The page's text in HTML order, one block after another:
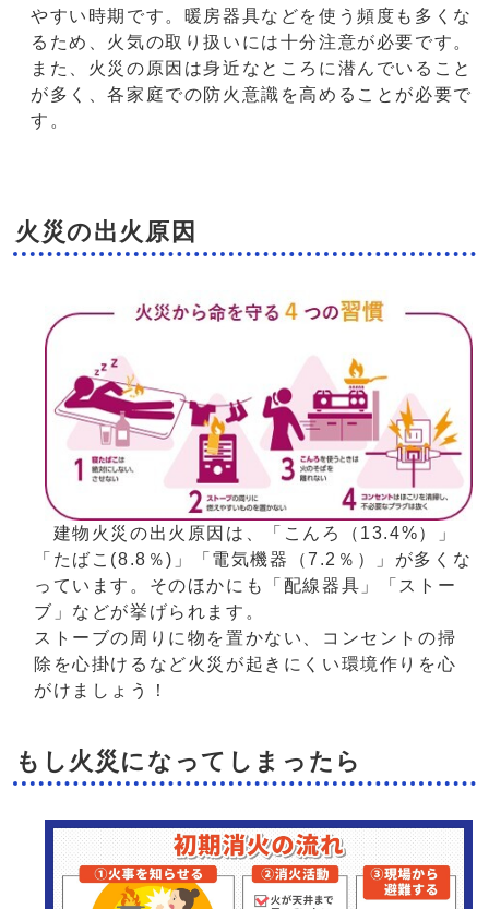
やすい時期です。暖房器具などを使う頻度も多くな
るため、火気の取り扱いには十分注意が必要です。
また、火災の原因は身近なところに潜んでいること
が多く、各家庭での防火意識を高めることが必要で
す。
火災の出火原因
建物火災の出火原因は、「こんろ（13.4%）」
「たばこ(8.8％)」「電気機器（7.2％）」が多くな
っています。そのほかにも「配線器具」「ストー
ブ」などが挙げられます。
ストーブの周りに物を置かない、コンセントの掃
除を心掛けるなど火災が起きにくい環境作りを心
がけましょう！
もし火災になってしまったら